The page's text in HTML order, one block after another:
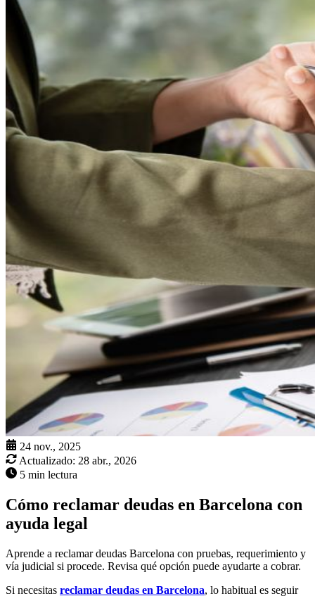
24 nov., 2025
Actualizado: 28 abr., 2026
5 min lectura
Cómo reclamar deudas en Barcelona con
ayuda legal
Aprende a reclamar deudas Barcelona con pruebas, requerimiento y
vía judicial si procede. Revisa qué opción puede ayudarte a cobrar.
Si necesitas reclamar deudas en Barcelona, lo habitual es seguir